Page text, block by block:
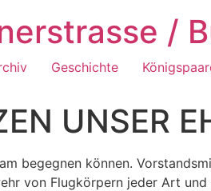
/
Geschichte
UNSER
begegnen können.
von Flugkörpern jeder Art und